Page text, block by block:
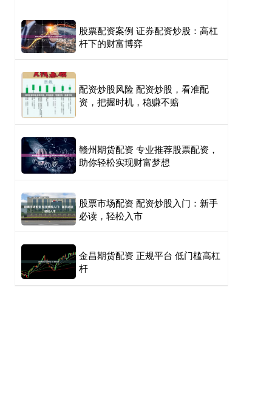
股票配资案例 证券配资炒股：高杠
杆下的财富博弈
配资炒股风险 配资炒股，看准配
资，把握时机，稳赚不赔
赣州期货配资 专业推荐股票配资，
助你轻松实现财富梦想
股票市场配资 配资炒股入门：新手
必读，轻松入市
金昌期货配资 正规平台 低门槛高杠
杆